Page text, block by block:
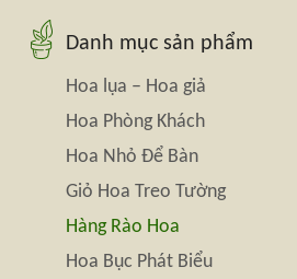
Danh mục sản phẩm
Hoa lụa – Hoa giả
Hoa Phòng Khách
Hoa Nhỏ Để Bàn
Giỏ Hoa Treo Tường
Hàng Rào Hoa
Hoa Bục Phát Biểu